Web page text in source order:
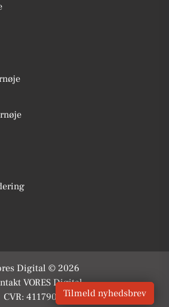
Digital © 2026
VORES Digital
CVR: 41179082Tilmeld nyhedsbrev